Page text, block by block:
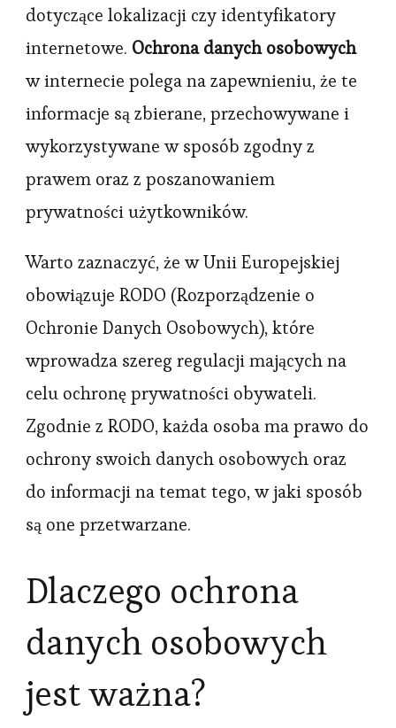
dotyczące lokalizacji czy identyfikatory
internetowe. Ochrona danych osobowych
w internecie polega na zapewnieniu, że te
informacje są zbierane, przechowywane i
wykorzystywane w sposób zgodny z
prawem oraz z poszanowaniem
prywatności użytkowników.
Warto zaznaczyć, że w Unii Europejskiej
obowiązuje RODO (Rozporządzenie o
Ochronie Danych Osobowych), które
wprowadza szereg regulacji mających na
celu ochronę prywatności obywateli.
Zgodnie z RODO, każda osoba ma prawo do
ochrony swoich danych osobowych oraz
do informacji na temat tego, w jaki sposób
są one przetwarzane.
Dlaczego ochrona
danych osobowych
jest ważna?